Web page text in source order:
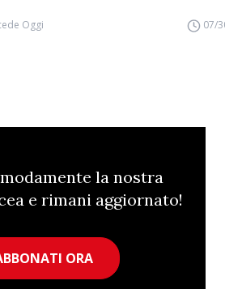
Oggi 07/
la nostra
e rimani aggiornato!
ORA